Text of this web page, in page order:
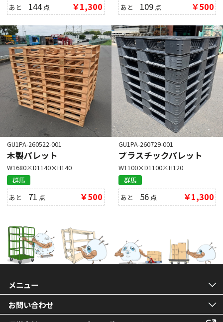
あと 144点 ￥1,300
あと 109 点 ￥500
GU1PA-260522-001
木製パレット
W1680×D1140×H140
群馬
あと 71 点 ￥500
GU1PA-260729-001
プラスチックパレット
W1100×D1100×H120
群馬
あと 56 点 ￥1,300
メニュー
お問い合わせ